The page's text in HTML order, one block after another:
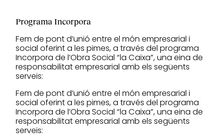
Programa Incorpora
Fem de pont d’unió entre el món empresarial i
social oferint a les pimes, a través del programa
Incorpora de l’Obra Social “la Caixa”, una eina de
responsabilitat empresarial amb els següents
serveis:
Fem de pont d’unió entre el món empresarial i
social oferint a les pimes, a través del programa
Incorpora de l’Obra Social “la Caixa”, una eina de
responsabilitat empresarial amb els següents
serveis: